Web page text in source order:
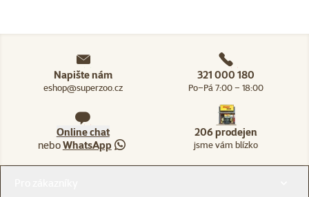
Napište nám
eshop@superzoo.cz
321 000 180
Po–Pá 7:00 – 18:00
Online chat
neboWhatsApp
206 prodejen
jsme vám blízko